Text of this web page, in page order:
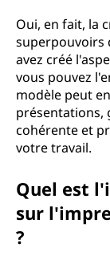
Oui, en fait, la
superpouvoirs
avez créé
vous pouvez
modèle peut
présentations,
cohérente et
votre travail.
Quel est
sur
?